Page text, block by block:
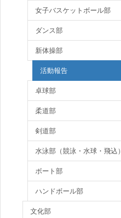
女子バスケットボール部
ダンス部
新体操部
活動報告
卓球部
柔道部
剣道部
水泳部（競泳・水球・飛込）
ボート部
ハンドボール部
文化部